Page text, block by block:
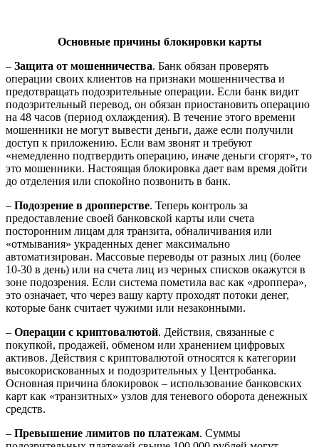
Основные причины блокировки карты
– Защита от мошенничества. Банк обязан проверять
операции своих клиентов на признаки мошенничества и
предотвращать подозрительные операции. Если банк видит
подозрительный перевод, он обязан приостановить операцию
на 48 часов (период охлаждения). В течение этого времени
мошенники не могут вывести деньги, даже если получили
доступ к приложению. Если вам звонят и требуют
«немедленно подтвердить операцию, иначе деньги сгорят», то
это мошенники. Настоящая блокировка дает вам время дойти
до отделения или спокойно позвонить в банк.
– Подозрение в дропперстве. Теперь контроль за
предоставление своей банковской карты или счета
посторонним лицам для транзита, обналичивания или
«отмывания» украденных денег максимально
автоматизирован. Массовые переводы от разных лиц (более
10-30 в день) или на счета лиц из черных списков окажутся в
зоне подозрения. Если система пометила вас как «дроппера»,
это означает, что через вашу карту проходят потоки денег,
которые банк считает чужими или незаконными.
– Операции с криптовалютой. Действия, связанные с
покупкой, продажей, обменом или хранением цифровых
активов. Действия с криптовалютой относятся к категории
высокорискованных и подозрительных у Центробанка.
Основная причина блокировок – использование банковских
карт как «транзитных» узлов для теневого оборота денежных
средств.
– Превышение лимитов по платежам. Суммы